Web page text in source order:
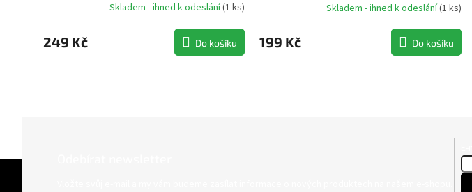
Skladem - ihned k odeslání(1 ks)
249 Kč Do košíku
Skladem - ihned k odeslání(1 ks)
199 Kč Do košíku